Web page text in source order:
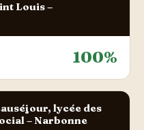
Louis –
100%
lycée des
– Narbonne